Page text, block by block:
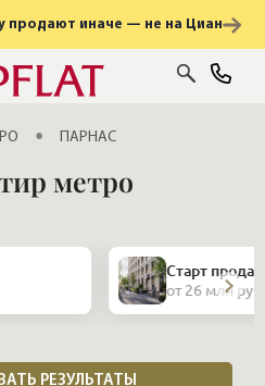
продают иначе — не на Циан
ПАРНАС
метро
Старт продаж
от 26 млн руб